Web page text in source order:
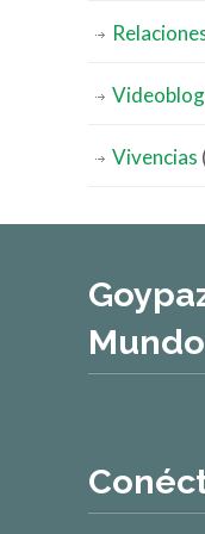
Videoblog
Vivencias
Mundo